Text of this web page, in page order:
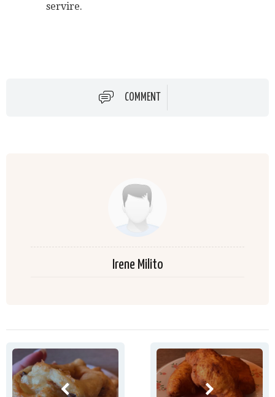
servire.
COMMENT
Irene Milito